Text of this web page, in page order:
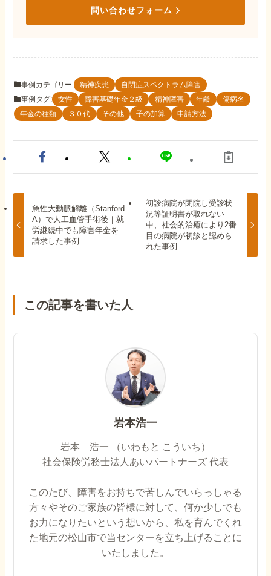
問い合わせフォーム
事例カテゴリー: 精神疾患
自閉症スペクトラム障害
事例タグ:
女性 障害基礎年金２級 精神障害 年齢
傷病名
年金の種類
３０代 その他 子の加算 申請方法
急性大動脈解離（Stanford
A）で人工血管手術後｜就
労継続中でも障害年金を
請求した事例
初診病院が閉院し受診状
況等証明書が取れない
中、社会的治癒により2番
目の病院が初診と認めら
れた事例
この記事を書いた人
岩本浩一
岩本 浩一 （いわもと こういち）
社会保険労務士法人あいパートナーズ 代表
このたび、障害をお持ちで苦しんでいらっしゃる
方々やそのご家族の皆様に対して、何か少しでも
お力になりたいという想いから、私を育んでくれ
た地元の松山市で当センターを立ち上げることに
いたしました。